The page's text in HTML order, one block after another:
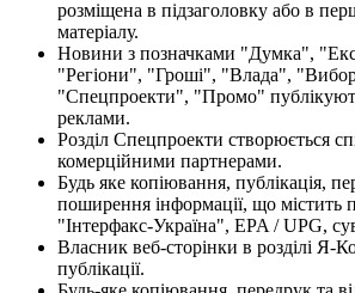
розміщена в підзаголовку або в
матеріалу.
Новини з позначками "Думка",
"Регіони", "Гроші", "Влада",
"Спецпроекти", "Промо"
реклами.
Розділ Спецпроекти створюється
комерційними партнерами.
Будь яке копіювання, публікація,
поширення інформації, що містить
"Інтерфакс-Україна", EPA / UPG,
Власник веб-сторінки в розділі Я-
публікації.